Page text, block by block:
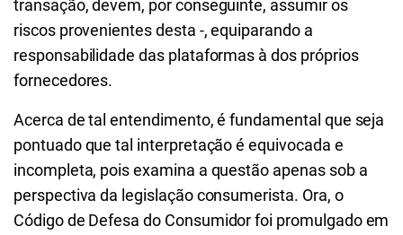
transação, devem, por conseguinte, assumir os
riscos provenientes desta -, equiparando a
responsabilidade das plataformas à dos próprios
fornecedores.
Acerca de tal entendimento, é fundamental que seja
pontuado que tal interpretação é equivocada e
incompleta, pois examina a questão apenas sob a
perspectiva da legislação consumerista. Ora, o
Código de Defesa do Consumidor foi promulgado em